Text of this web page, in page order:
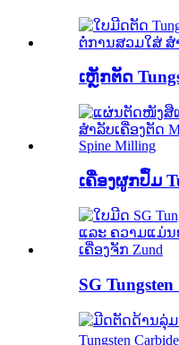
ເຫຼັກຕັດ
ເຄື່ອງຜູກປຶ້ມ
SG